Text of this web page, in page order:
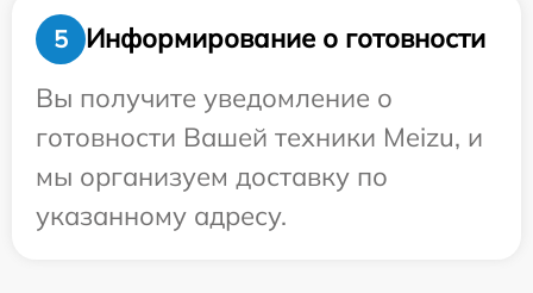
5
Информирование о готовности
Вы получите уведомление о
готовности Вашей техники Meizu, и
мы организуем доставку по
указанному адресу.